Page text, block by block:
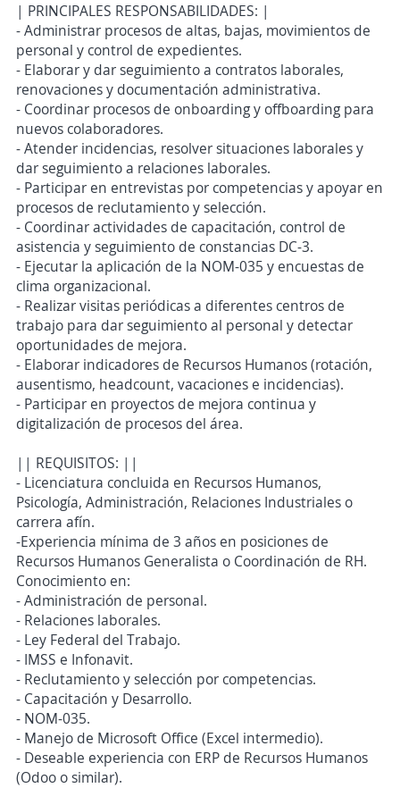
| PRINCIPALES RESPONSABILIDADES: |
- Administrar procesos de altas, bajas, movimientos de
personal y control de expedientes.
- Elaborar y dar seguimiento a contratos laborales,
renovaciones y documentación administrativa.
- Coordinar procesos de onboarding y offboarding para
nuevos colaboradores.
- Atender incidencias, resolver situaciones laborales y
dar seguimiento a relaciones laborales.
- Participar en entrevistas por competencias y apoyar en
procesos de reclutamiento y selección.
- Coordinar actividades de capacitación, control de
asistencia y seguimiento de constancias DC-3.
- Ejecutar la aplicación de la NOM-035 y encuestas de
clima organizacional.
- Realizar visitas periódicas a diferentes centros de
trabajo para dar seguimiento al personal y detectar
oportunidades de mejora.
- Elaborar indicadores de Recursos Humanos (rotación,
ausentismo, headcount, vacaciones e incidencias).
- Participar en proyectos de mejora continua y
digitalización de procesos del área.
|| REQUISITOS: ||
- Licenciatura concluida en Recursos Humanos,
Psicología, Administración, Relaciones Industriales o
carrera afín.
-Experiencia mínima de 3 años en posiciones de
Recursos Humanos Generalista o Coordinación de RH.
Conocimiento en:
- Administración de personal.
- Relaciones laborales.
- Ley Federal del Trabajo.
- IMSS e Infonavit.
- Reclutamiento y selección por competencias.
- Capacitación y Desarrollo.
- NOM-035.
- Manejo de Microsoft Office (Excel intermedio).
- Deseable experiencia con ERP de Recursos Humanos
(Odoo o similar).